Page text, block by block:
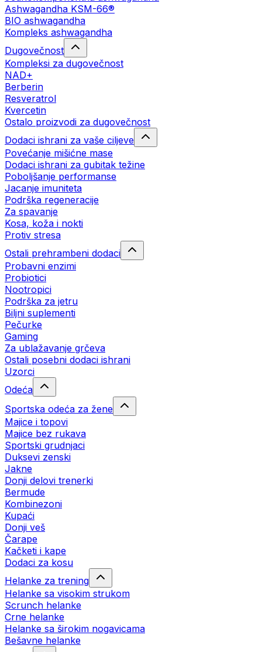
Ashwagandha KSM-66®
BIO ashwagandha
Kompleks ashwagandha
Dugovečnost
Kompleksi za dugovečnost
NAD+
Berberin
Resveratrol
Kvercetin
Ostalo proizvodi za dugovečnost
Dodaci ishrani za vaše ciljeve
Povećanje mišićne mase
Dodaci ishrani za gubitak težine
Poboljšanje performanse
Jacanje imuniteta
Podrška regeneracije
Za spavanje
Kosa, koža i nokti
Protiv stresa
Ostali prehrambeni dodaci
Probavni enzimi
Probiotici
Nootropici
Podrška za jetru
Biljni suplementi
Pečurke
Gaming
Za ublažavanje grčeva
Ostali posebni dodaci ishrani
Uzorci
Odeća
Sportska odeća za žene
Majice i topovi
Majice bez rukava
Sportski grudnjaci
Duksevi zenski
Jakne
Donji delovi trenerki
Bermude
Kombinezoni
Kupaći
Donji veš
Čarape
Kačketi i kape
Dodaci za kosu
Helanke za trening
Helanke sa visokim strukom
Scrunch helanke
Crne helanke
Helanke sa širokim nogavicama
Bešavne helanke